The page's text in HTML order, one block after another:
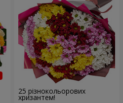
25 різнокольорових
хризантем!